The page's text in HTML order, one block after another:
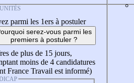
parmi les 1ers à postuler
serez-vous parmi les
premiers à postuler ?
de plus de 15 jours,
moins de 4 candidatures
France Travail est informé)